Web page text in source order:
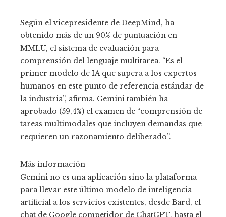
Según el vicepresidente de DeepMind, ha
obtenido más de un 90% de puntuación en
MMLU, el sistema de evaluación para
comprensión del lenguaje multitarea. “Es el
primer modelo de IA que supera a los expertos
humanos en este punto de referencia estándar de
la industria”, afirma. Gemini también ha
aprobado (59,4%) el examen de “comprensión de
tareas multimodales que incluyen demandas que
requieren un razonamiento deliberado”.
Más información
Gemini no es una aplicación sino la plataforma
para llevar este último modelo de inteligencia
artificial a los servicios existentes, desde Bard, el
chat de Google competidor de ChatGPT, hasta el